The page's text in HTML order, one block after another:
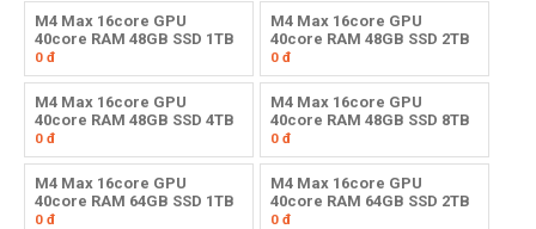
M4 Max 16core GPU
40core RAM 48GB SSD 1TB
0 đ
M4 Max 16core GPU
40core RAM 48GB SSD 2TB
0đ
M4 Max 16core GPU
40core RAM 48GB SSD 4TB
0 đ
M4 Max 16core GPU
40core RAM 48GB SSD 8TB
0đ
M4 Max 16core GPU
40core RAM 64GB SSD 1TB
0 đ
M4 Max 16core GPU
40core RAM 64GB SSD 2TB
0đ